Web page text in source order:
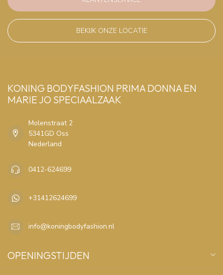
BEKIJK ONZE LOCATIE
KONING BODYFASHION PRIMA DONNA EN
MARIE JO SPECIAALZAAK
Molenstraat 2
5341GD Oss
Nederland
0412-624699
+31412624699
info@koningbodyfashion.nl
OPENINGSTIJDEN